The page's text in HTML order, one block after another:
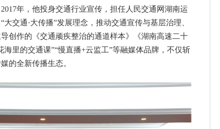
年，他投身交通行业宣传，担任人民交通网湖南运
交通·大传播”发展理念，推动交通宣传与基层治理、
创作的《交通顽疾整治的通道样本》《湖南高速二十
海里的交通课”“慢直播+云监工”等融媒体品牌，不仅斩
的全新传播生态。